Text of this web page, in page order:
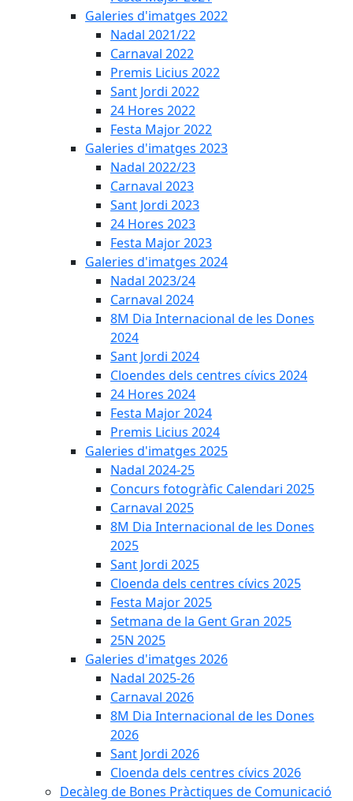
Galeries d'imatges 2022
Nadal 2021/22
Carnaval 2022
Premis Licius 2022
Sant Jordi 2022
24 Hores 2022
Festa Major 2022
Galeries d'imatges 2023
Nadal 2022/23
Carnaval 2023
Sant Jordi 2023
24 Hores 2023
Festa Major 2023
Galeries d'imatges 2024
Nadal 2023/24
Carnaval 2024
8M Dia Internacional de les Dones
2024
Sant Jordi 2024
Cloendes dels centres cívics 2024
24 Hores 2024
Festa Major 2024
Premis Licius 2024
Galeries d'imatges 2025
Nadal 2024-25
Concurs fotogràfic Calendari 2025
Carnaval 2025
8M Dia Internacional de les Dones
2025
Sant Jordi 2025
Cloenda dels centres cívics 2025
Festa Major 2025
Setmana de la Gent Gran 2025
25N 2025
Galeries d'imatges 2026
Nadal 2025-26
Carnaval 2026
8M Dia Internacional de les Dones
2026
Sant Jordi 2026
Cloenda dels centres cívics 2026
Decàleg de Bones Pràctiques de Comunicació